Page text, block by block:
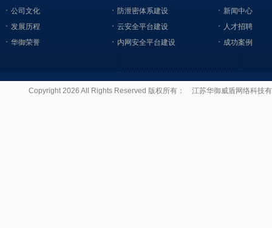
公司文化
发展历程
华御荣誉
防泄密体系建设
云安全平台建设
内网安全平台建设
新闻中心
人才招聘
成功案例
Copyright 2026 All Rights Reserved 版权所有： 江苏华御威盾网络科技